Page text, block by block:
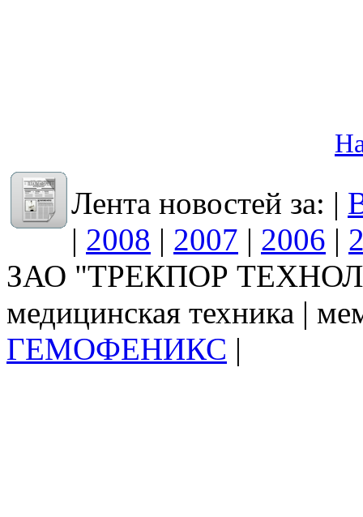
Лента новостей за: |
| 2008 | 2007 | 2006 |
ЗАО "ТРЕКПОР
медицинская техника |
ГЕМОФЕНИКС |